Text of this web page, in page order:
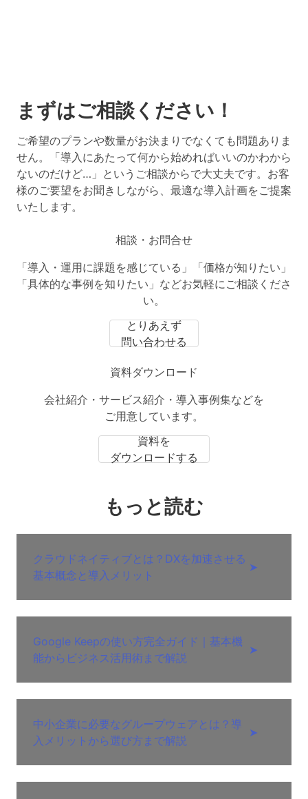
まずはご相談ください！
ご希望のプランや数量がお決まりでなくても問題ありま
せん。「導入にあたって何から始めればいいのかわから
ないのだけど…」というご相談からで大丈夫です。お客
様のご要望をお聞きしながら、最適な導入計画をご提案
いたします。
相談・お問合せ
「導入・運用に課題を感じている」「価格が知りたい」
「具体的な事例を知りたい」などお気軽にご相談くださ
い。
とりあえず
問い合わせる
資料ダウンロード
会社紹介・サービス紹介・導入事例集などを
ご用意しています。
資料を
ダウンロードする
もっと読む
クラウドネイティブとは？DXを加速させる
基本概念と導入メリット
➤
Google Keepの使い方完全ガイド｜基本機
能からビジネス活用術まで解説
➤
中小企業に必要なグループウェアとは？導
入メリットから選び方まで解説
➤